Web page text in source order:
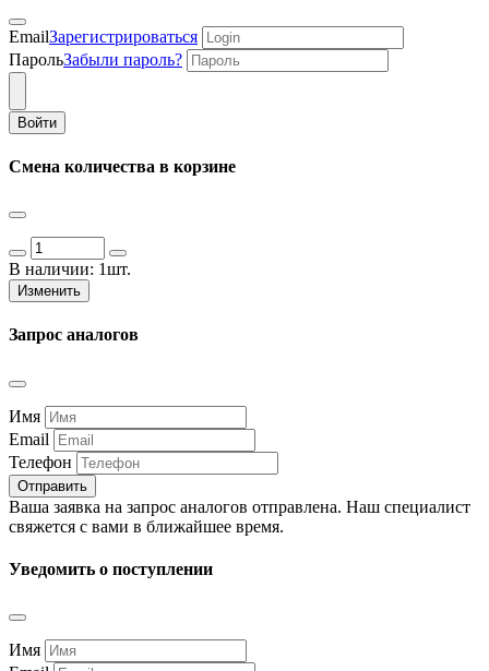
EmailЗарегистрироваться
ПарольЗабыли пароль?
Войти
Смена количества в корзине
В наличии: 1шт.
Изменить
Запрос аналогов
Имя
Email
Телефон
Отправить
Ваша заявка на запрос аналогов отправлена. Наш специалист
свяжется с вами в ближайшее время.
Уведомить о поступлении
Имя